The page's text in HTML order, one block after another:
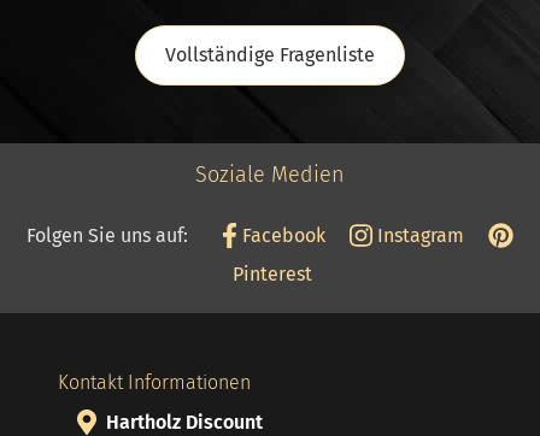
Vollständige Fragenliste
Soziale Medien
Folgen Sie uns auf: Facebook
Instagram
Pinterest
Kontakt Informationen
Hartholz Discount